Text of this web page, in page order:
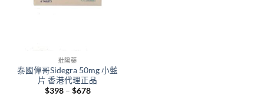
壯陽藥
泰國偉哥Sidegra 50mg 小藍
片 香港代理正品
$398 – $678Price